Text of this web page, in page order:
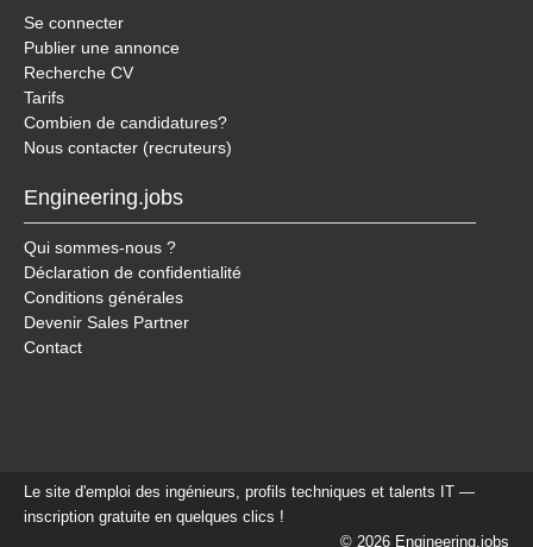
Se connecter
Publier une annonce
Recherche CV
Tarifs
Combien de candidatures?
Nous contacter (recruteurs)
Engineering.jobs
Qui sommes-nous ?
Déclaration de confidentialité
Conditions générales
Devenir Sales Partner
Contact
Le site d'emploi des ingénieurs, profils techniques et talents IT —
inscription gratuite en quelques clics !
© 2026 Engineering.jobs